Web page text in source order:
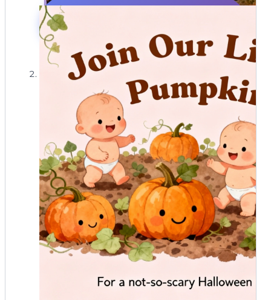
使用Mew Design AI创建搞笑万
模板名称:摇动你的幽灵